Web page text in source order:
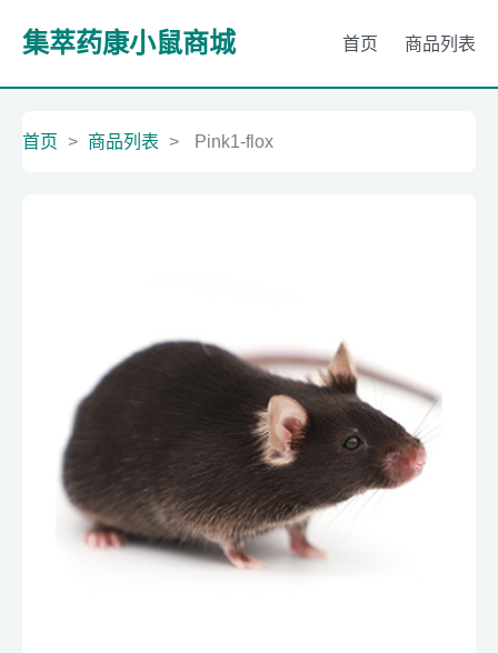
集萃药康小鼠商城 首页 商品列表
首页 > 商品列表 > Pink1-flox